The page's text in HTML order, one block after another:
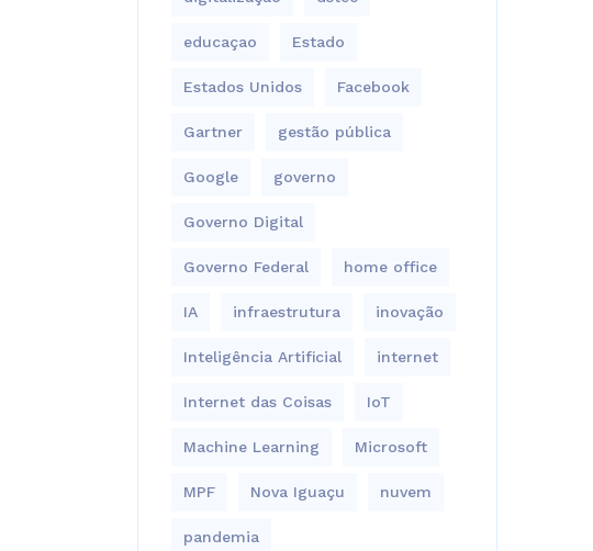
educaçao Estado
Estados Unidos Facebook
Gartner gestão pública
Google governo
Governo Digital
Governo Federal home office
IA infraestrutura inovação
Inteligência Artificial internet
Internet das Coisas IoT
Machine Learning Microsoft
MPF Nova Iguaçu nuvem
pandemia